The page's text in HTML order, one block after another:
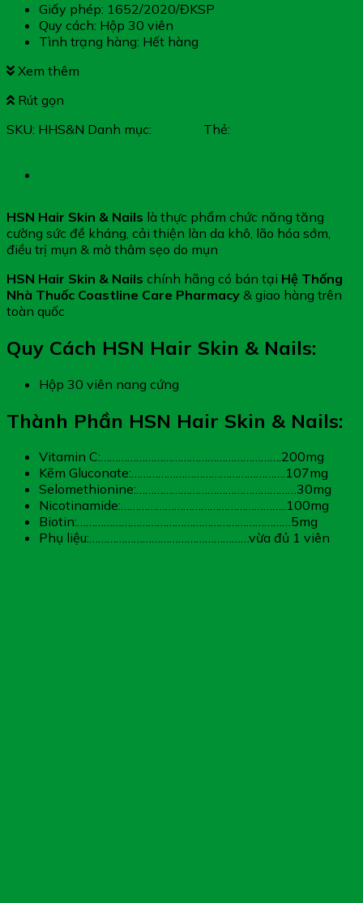
Giấy phép: 1652/2020/ĐKSP
Quy cách: Hộp 30 viên
Tình trạng hàng: Hết hàng
Xem thêm
Rút gọn
SKU: HHS&N Danh mục: Thẻ:
HSN Hair Skin & Nails là thực phẩm chức năng tăng
cường sức đề kháng, cải thiện làn da khô, lão hóa sớm,
điều trị mụn & mờ thâm sẹo do mụn
HSN Hair Skin & Nails chính hãng có bán tại Hệ Thống
Nhà Thuốc Coastline Care Pharmacy & giao hàng trên
toàn quốc
Quy Cách HSN Hair Skin & Nails:
Hộp 30 viên nang cứng
Thành Phần HSN Hair Skin & Nails:
Vitamin C:…………………………………………………….200mg
Kẽm Gluconate:…………………………………………….107mg
Selomethionine:………………………………………………30mg
Nicotinamide:………………………………………………..100mg
Biotin:………………………………………………………………5mg
Phụ liệu:………………………………………………vừa đủ 1 viên